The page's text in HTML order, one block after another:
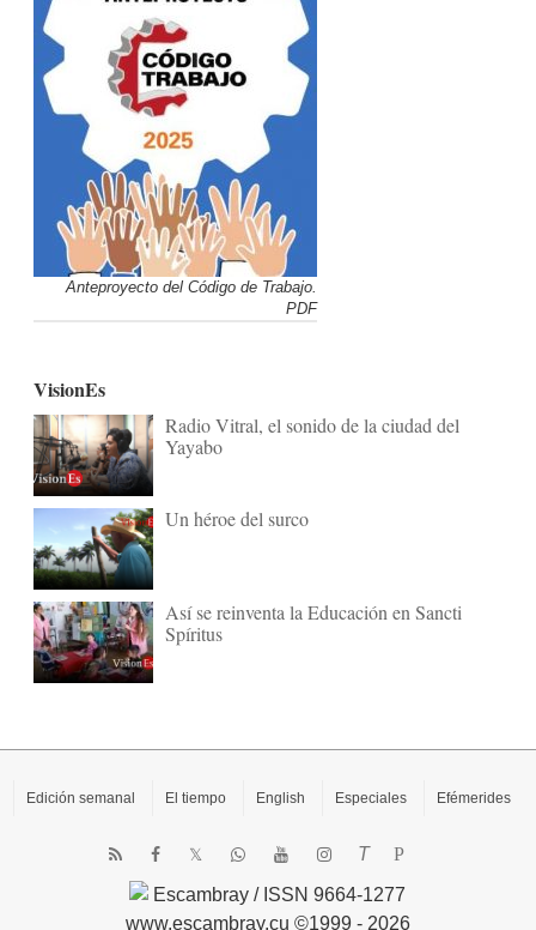
Anteproyecto del Código de Trabajo.
PDF
VisionEs
Radio Vitral, el sonido de la ciudad del
Yayabo
Un héroe del surco
Así se reinventa la Educación en Sancti
Spíritus
Edición semanal El tiempo English Especiales Efémerides
T P
Escambray / ISSN 9664-1277
www.escambray.cu ©1999 - 2026